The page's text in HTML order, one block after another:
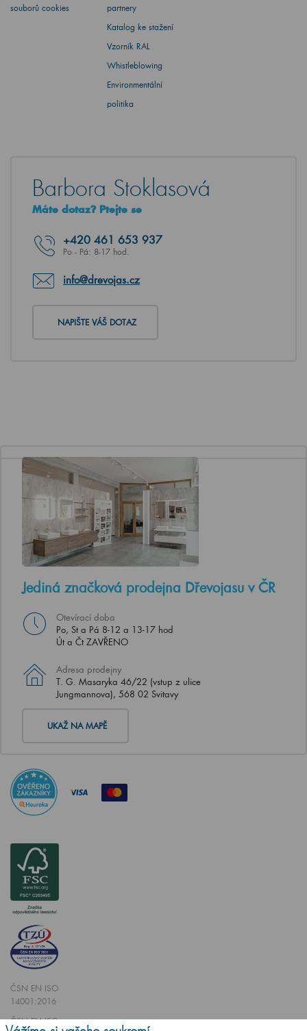
souborů cookies
partnery
Katalog ke stažení
Vzorník RAL
Whistleblowing
Environmentální
politika
Barbora Stoklasová
Máte dotaz? Ptejte se
+420 461 653 937
Po - Pá: 8-17 hod.
info@drevojas.cz
NAPIŠTE VÁŠ DOTAZ
Jediná značková prodejna Dřevojasu v ČR
Otevírací doba
Po, St a Pá 8-12 a 13-17 hod
Út a Čt ZAVŘENO
Adresa prodejny
T. G. Masaryka 46/22 (vstup z ulice
Jungmannova), 568 02 Svitavy
UKAŽ NA MAPĚ
ČSN EN ISO
14001:2016
ČSN EN ISO